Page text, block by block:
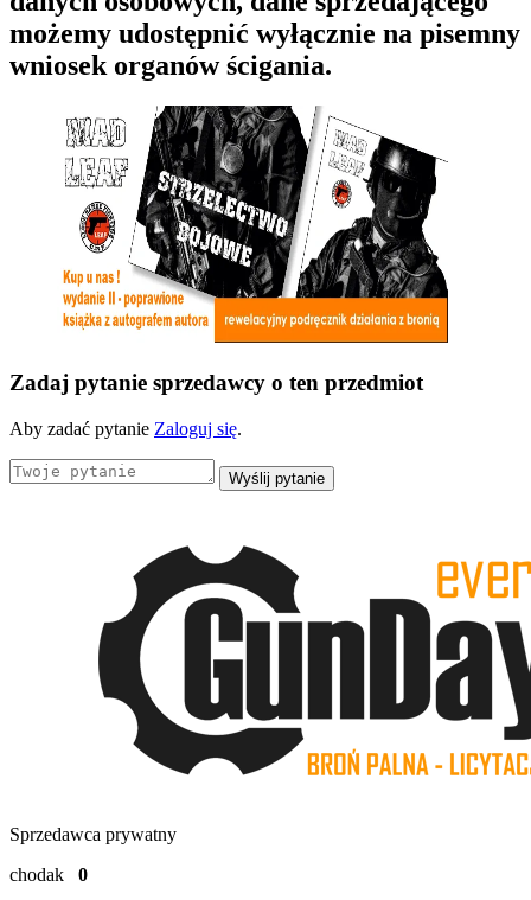
możemy udostępnić wyłącznie na pisemny
wniosek organów ścigania.
Zadaj pytanie sprzedawcy o ten przedmiot
Aby zadać pytanie Zaloguj się.
Wyślij pytanie
Sprzedawca prywatny
chodak 0